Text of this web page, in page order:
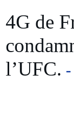
4G de
l’UFC.